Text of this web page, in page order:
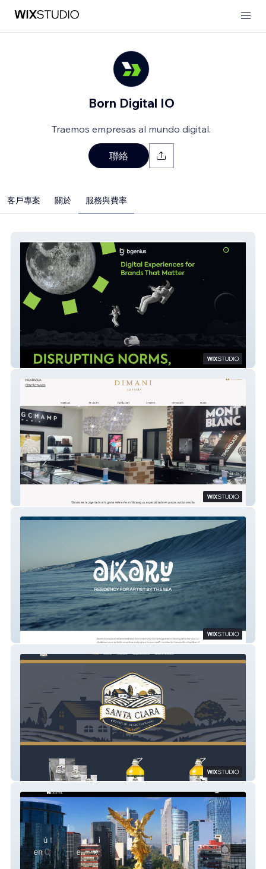
Born Digital IO
Traemos empresas al mundo digital.
聯絡
客戶專案 關於 服務與費率
bgenius Creative Agency
Akaru
Alimentos Santa Clara